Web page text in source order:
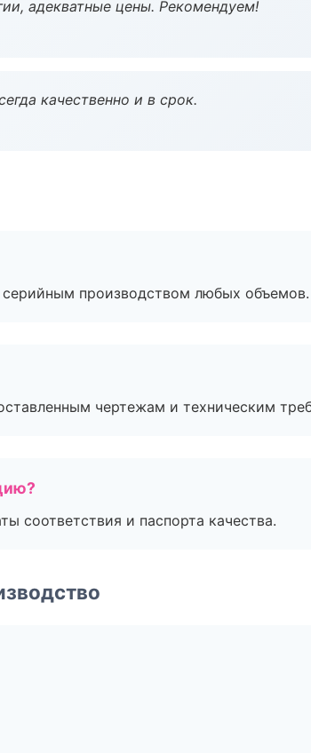
адекватные цены. Рекомендуем!
качественно и в срок.
производством любых объемов.
чертежам и техническим
соответствия и паспорта качества.